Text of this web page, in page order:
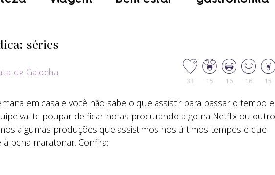
séries
de Galocha
33 15 16 16 15
em casa e você não sabe o que assistir para passar o tempo e
vai te poupar de ficar horas procurando algo na Netflix ou outro
algumas produções que assistimos nos últimos tempos e que
pena maratonar. Confira: